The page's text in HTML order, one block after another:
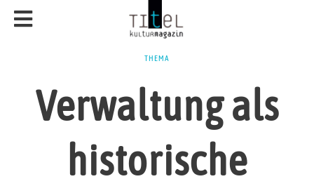
THEMA
Verwaltung als
historische